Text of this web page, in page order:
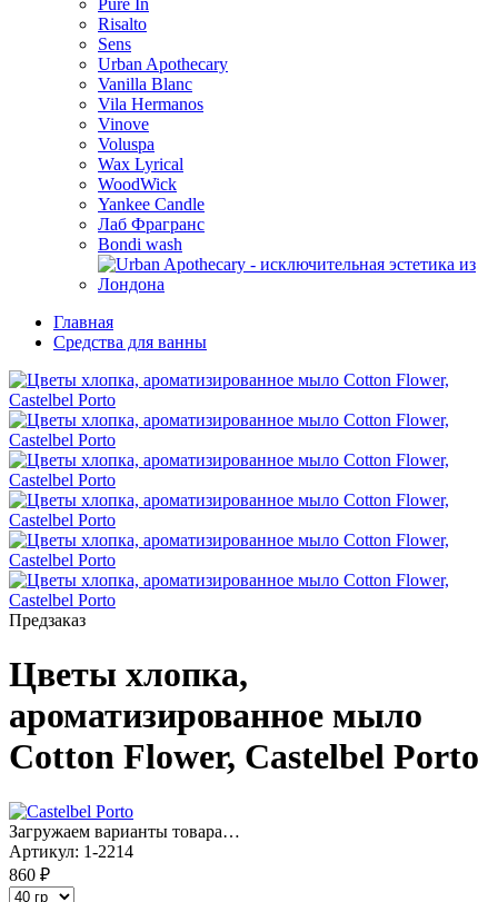
Pure In
Risalto
Sens
Urban Apothecary
Vanilla Blanc
Vila Hermanos
Vinove
Voluspa
Wax Lyrical
WoodWick
Yankee Candle
Лаб Фрагранс
Bondi wash
Главная
Средства для ванны
Предзаказ
Цветы хлопка,
ароматизированное мыло
Cotton Flower, Castelbel Porto
Загружаем варианты товара…
Артикул: 1-2214
860 ₽